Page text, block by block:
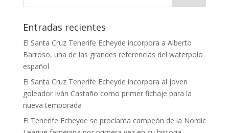
Entradas recientes
El Santa Cruz Tenerife Echeyde incorpora a Alberto
Barroso, una de las grandes referencias del waterpolo
español
El Santa Cruz Tenerife Echeyde incorpora al joven
goleador Iván Castaño como primer fichaje para la
nueva temporada
El Tenerife Echeyde se proclama campeón de la Nordic